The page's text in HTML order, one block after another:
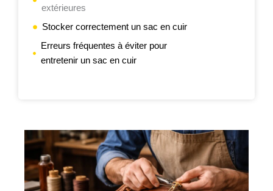
extérieures
Stocker correctement un sac en cuir
Erreurs fréquentes à éviter pour
entretenir un sac en cuir